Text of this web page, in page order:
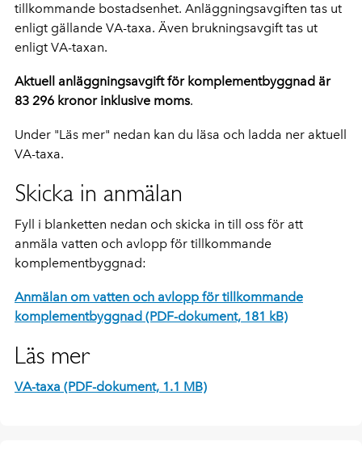
tillkommande bostadsenhet. Anläggningsavgiften tas ut
enligt gällande VA-taxa. Även brukningsavgift tas ut
enligt VA-taxan.
Aktuell anläggningsavgift för komplementbyggnad är
83 296 kronor inklusive moms.
Under "Läs mer" nedan kan du läsa och ladda ner aktuell
VA-taxa.
Skicka in anmälan
Fyll i blanketten nedan och skicka in till oss för att
anmäla vatten och avlopp för tillkommande
komplementbyggnad:
Anmälan om vatten och avlopp för tillkommande
komplementbyggnad (PDF-dokument, 181 kB)
Läs mer
VA-taxa (PDF-dokument, 1.1 MB)